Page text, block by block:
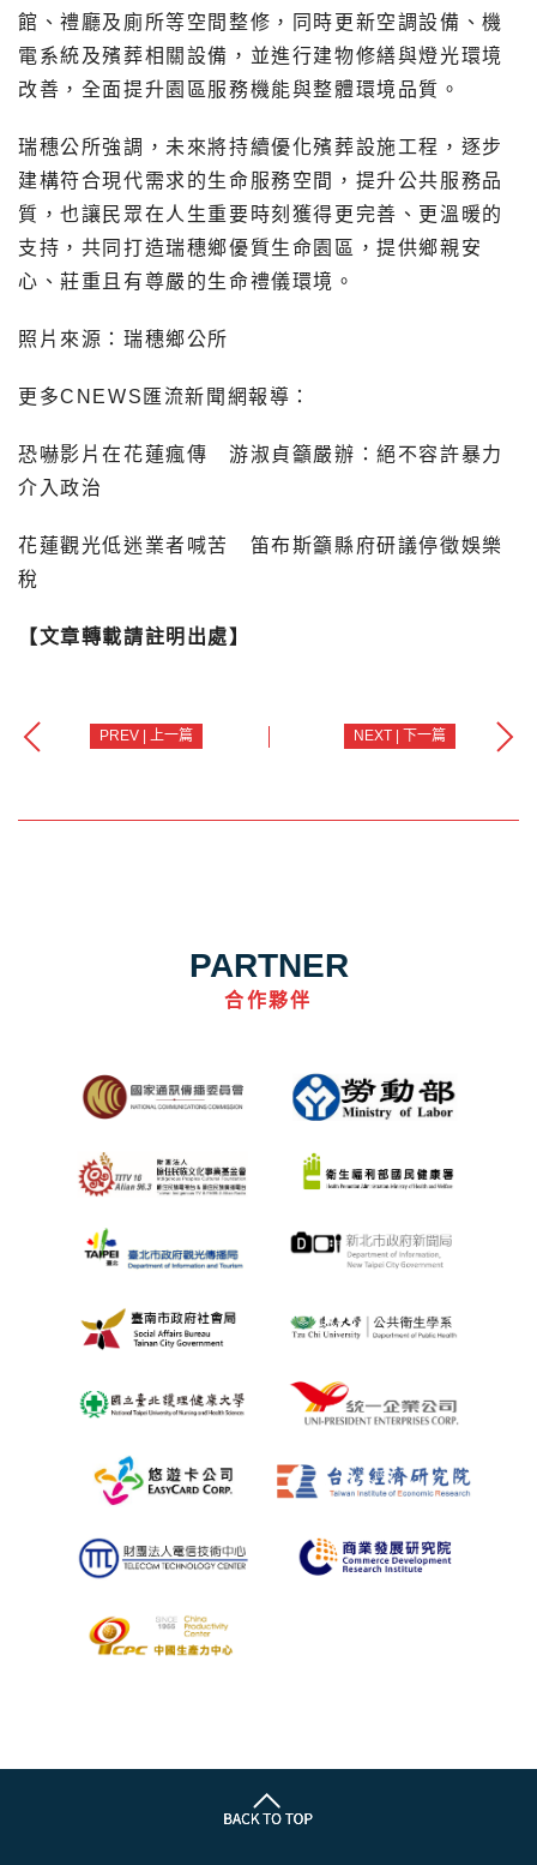
館、禮廳及廁所等空間整修，同時更新空調設備、機
電系統及殯葬相關設備，並進行建物修繕與燈光環境
改善，全面提升園區服務機能與整體環境品質。
瑞穗公所強調，未來將持續優化殯葬設施工程，逐步
建構符合現代需求的生命服務空間，提升公共服務品
質，也讓民眾在人生重要時刻獲得更完善、更溫暖的
支持，共同打造瑞穗鄉優質生命園區，提供鄉親安
心、莊重且有尊嚴的生命禮儀環境。
照片來源：瑞穗鄉公所
更多CNEWS匯流新聞網報導：
恐嚇影片在花蓮瘋傳 游淑貞籲嚴辦：絕不容許暴力
介入政治
花蓮觀光低迷業者喊苦 笛布斯籲縣府研議停徵娛樂
稅
【文章轉載請註明出處】
PREV | 上一篇 NEXT | 下一篇
PARTNER
合作夥伴